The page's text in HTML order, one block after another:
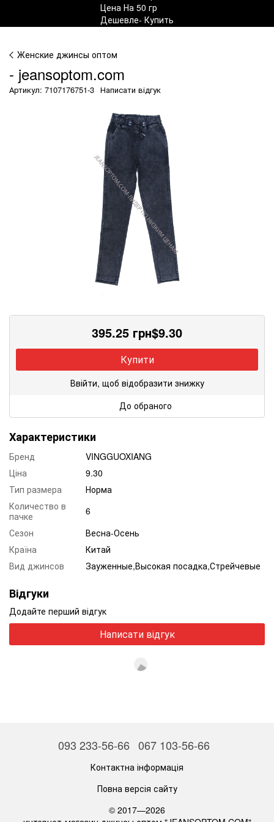
Женские джинсы оптом
- jeansoptom.com
Артикул: 7107176751-3 Написати відгук
395.25 грн$9.30
Купити
Ввійти, щоб відобразити знижку
До обраного
Характеристики
Бренд
VINGGUOXIANG
Ціна
9.30
Тип размера
Норма
Количество в
пачке
6
Сезон
Весна-Осень
Країна
Китай
Вид джинсов
Зауженные,Высокая посадка,Стрейчевые
Відгуки
Додайте перший відгук
Написати відгук
093 233-56-66 067 103-56-66
Контактна інформація
Повна версія сайту
© 2017—2026